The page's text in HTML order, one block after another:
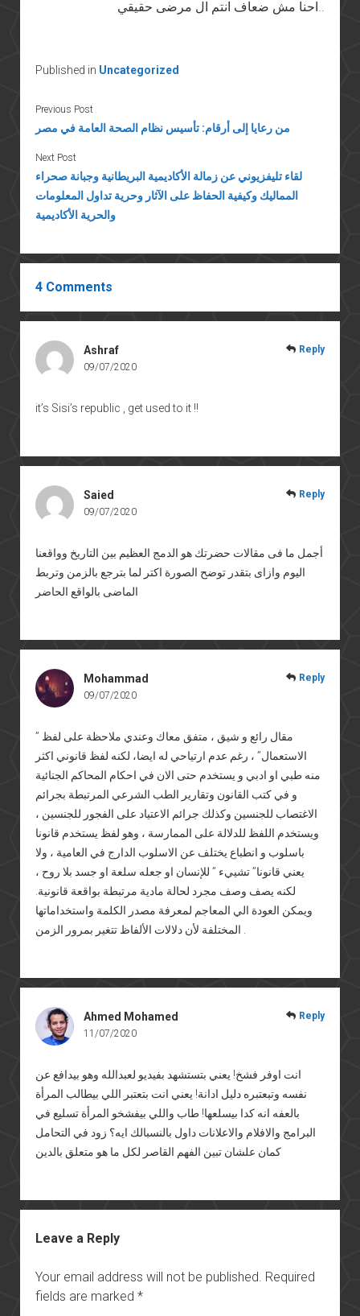
احنا مش ضعاف انتم ال مرضى حقيقي..
Published in Uncategorized
Previous Post
من رعايا إلى أرقام: تأسيس نظام الصحة العامة في مصر
Next Post
لقاء تليفزيوني عن زمالة الأكاديمية البريطانية وجبانة صحراء
المماليك وكيفية الحفاظ على الآثار وحرية تداول المعلومات
والحرية الأكاديمية
4 Comments
Ashraf
09/07/2020
it’s Sisi’s republic , get used to it !!
Reply
Saied
09/07/2020
أجمل ما فى مقالات حضرتك هو الدمج العظيم بين التاريخ وواقعنا
اليوم وازاى بتقدر توضح الصورة اكتر لما بترجع بالزمن وتربط
الماضى بالواقع الحاضر
Reply
Mohammad
09/07/2020
مقال رائع و شيق ، متفق معاك وعندي ملاحظة على لفظ ”
الاستعمال” ، رغم عدم ارتياحي له ايضا، لكنه لفظ قانوني اكثر
منه طبي او ادبي و يستخدم حتى الان في احكام المحاكم الجنائية
و في كتب القانون وتقارير الطب الشرعي المرتبطة بجرائم
الاغتصاب للجنسين وكذلك جرائم الاعتياد على الفجور للجنسين ،
ويستخدم اللفظ للدلالة على الممارسة ، وهو لفظ يستخدم قانونا
باسلوب و انطباع يختلف عن الاسلوب الدارج في العامية ، ولا
يعني قانونا” تشييء ” للإنسان او جعله سلعة او جسد بلا روح ،
لكنه يصف وصف مجرد لحالة مادية مرتبطة بواقعة قانونية.
ويمكن العودة الي المعاجم لمعرفة مصدر الكلمة واستخداماتها
المختلفة لأن دلالات الألفاظ تتغير بمرور الزمن .
Reply
Ahmed Mohamed
11/07/2020
انت اوفر فشخ! يعني بتستشهد بفيديو لعبدالله وهو بيدافع عن
نفسه وتبعتبره دليل ادانة! يعني انت بتعتبر اللي بيطالب المرأة
بالعفه انه كدا بيسلعها! طاب واللي بيفشخو المرأة تسليع في
البرامج والافلام والاعلانات داول بالنسبالك ايه؟ زود في التحامل
كمان علشان تبين الفهم القاصر لكل ما هو متعلق بالدين
Reply
Leave a Reply
Your email address will not be published. Required
fields are marked *